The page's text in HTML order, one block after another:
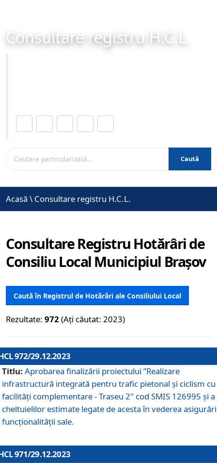
Consultare registru H.C.L.
Caută
Acasă \ Consultare registru H.C.L.
Consultare Registru Hotărâri de
Consiliu Local Municipiul Brașov
Caută în Registrul de Hotărâri ale Consiliului Local
Rezultate: 972 (Ați căutat: 2023)
972/29.12.2023
Titlu: Aprobarea finalizării proiectului ”Realizare
infrastructură integrată pentru trafic pietonal și ciclism cu
facilități complementare - Traseu 2" cod SMIS 126995 și a
cheltuielilor estimate legate de acesta în vederea
funcționalității sale.
971/29.12.2023